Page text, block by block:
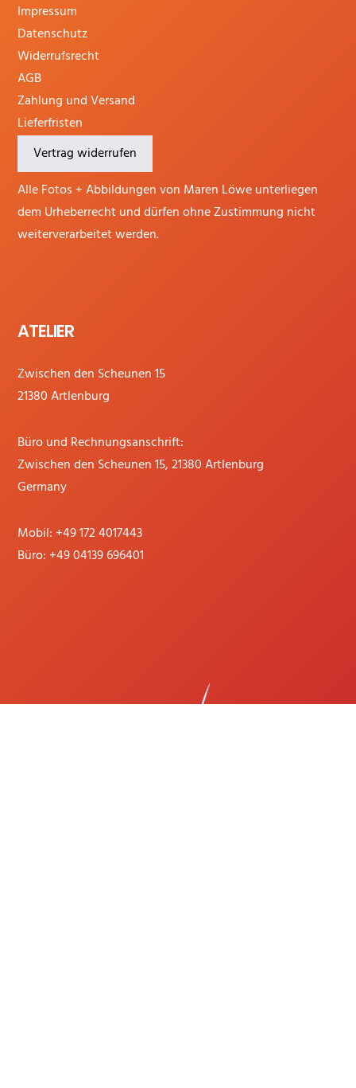
Impressum
Datenschutz
Widerrufsrecht
AGB
Zahlung und Versand
Lieferfristen
Vertrag widerrufen
Alle Fotos + Abbildungen von Maren Löwe unterliegen
dem Urheberrecht und dürfen ohne Zustimmung nicht
weiterverarbeitet werden.
ATELIER
Zwischen den Scheunen 15
21380 Artlenburg
Büro und Rechnungsanschrift:
Zwischen den Scheunen 15, 21380 Artlenburg
Germany
Mobil: +49 172 4017443
Büro: +49 04139 696401